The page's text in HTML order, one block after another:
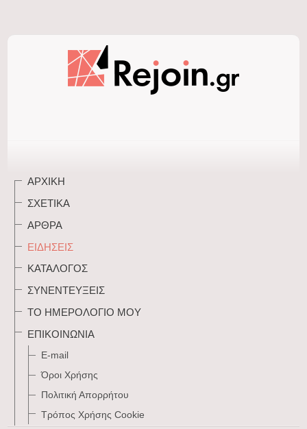
ΑΡΧΙΚΉ
ΣΧΕΤΙΚΆ
ΆΡΘΡΑ
ΕΙΔΉΣΕΙΣ
ΚΑΤΆΛΟΓΟΣ
ΣΥΝΕΝΤΕΎΞΕΙΣ
ΤΟ ΗΜΕΡΟΛΌΓΙΌ ΜΟΥ
ΕΠΙΚΟΙΝΩΝΊΑ
E-mail
Όροι Χρήσης
Πολιτική Απορρήτου
Τρόπος Xρήσης Cookie